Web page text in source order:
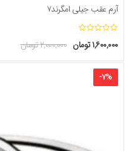
آرم عقب جیلی امگرند۷
۲,۰۰۰,۰۰۰تومان ۱,۶۰۰,۰۰۰تومان
-۷%